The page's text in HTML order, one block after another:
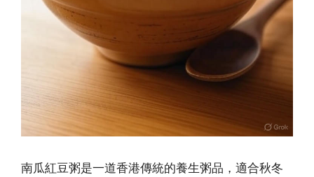
南瓜紅豆粥是一道香港傳統的養生粥品，適合秋冬